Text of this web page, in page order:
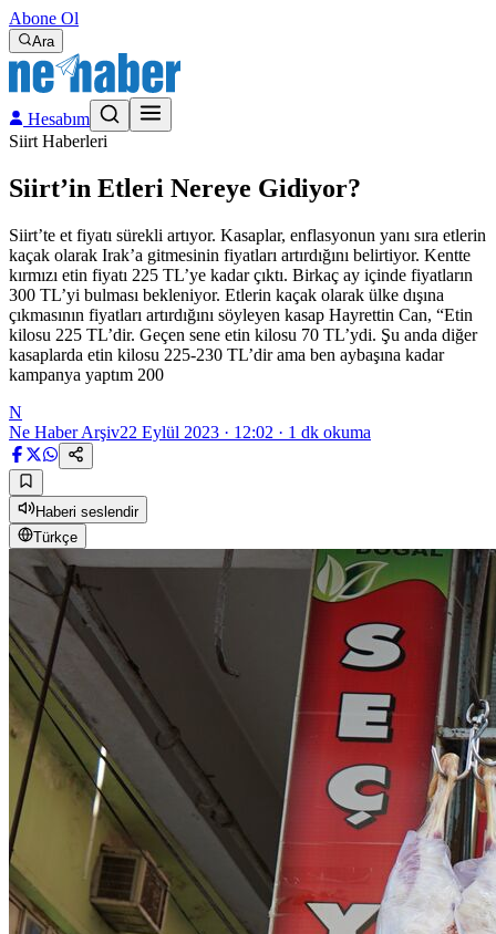
Abone Ol
Ara
Hesabım
Siirt Haberleri
Siirt’in Etleri Nereye Gidiyor?
Siirt’te et fiyatı sürekli artıyor. Kasaplar, enflasyonun yanı sıra etlerin
kaçak olarak Irak’a gitmesinin fiyatları artırdığını belirtiyor. Kentte
kırmızı etin fiyatı 225 TL’ye kadar çıktı. Birkaç ay içinde fiyatların
300 TL’yi bulması bekleniyor. Etlerin kaçak olarak ülke dışına
çıkmasının fiyatları artırdığını söyleyen kasap Hayrettin Can, “Etin
kilosu 225 TL’dir. Geçen sene etin kilosu 70 TL’ydi. Şu anda diğer
kasaplarda etin kilosu 225-230 TL’dir ama ben aybaşına kadar
kampanya yaptım 200
N
Ne Haber Arşiv22 Eylül 2023 · 12:02 · 1 dk okuma
Haberi seslendir
Türkçe